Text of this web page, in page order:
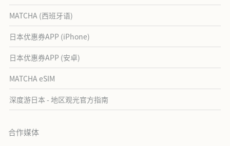
MATCHA (西班牙语)
日本优惠券APP (iPhone)
日本优惠券APP (安卓)
MATCHA eSIM
深度游日本 - 地区观光官方指南
合作媒体